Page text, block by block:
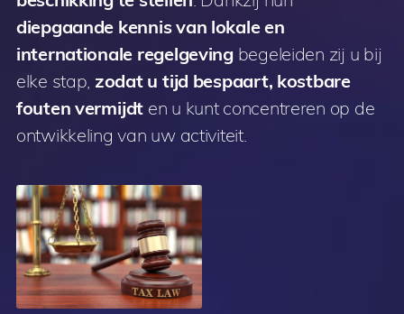
diepgaande kennis van lokale en
internationale regelgevingbegeleiden zij u bij
elke stap, zodat u tijd bespaart, kostbare
fouten vermijdt en u kunt concentreren op de
ontwikkeling van uw activiteit.